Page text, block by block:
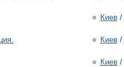
Киев/
Киев/
Киев/